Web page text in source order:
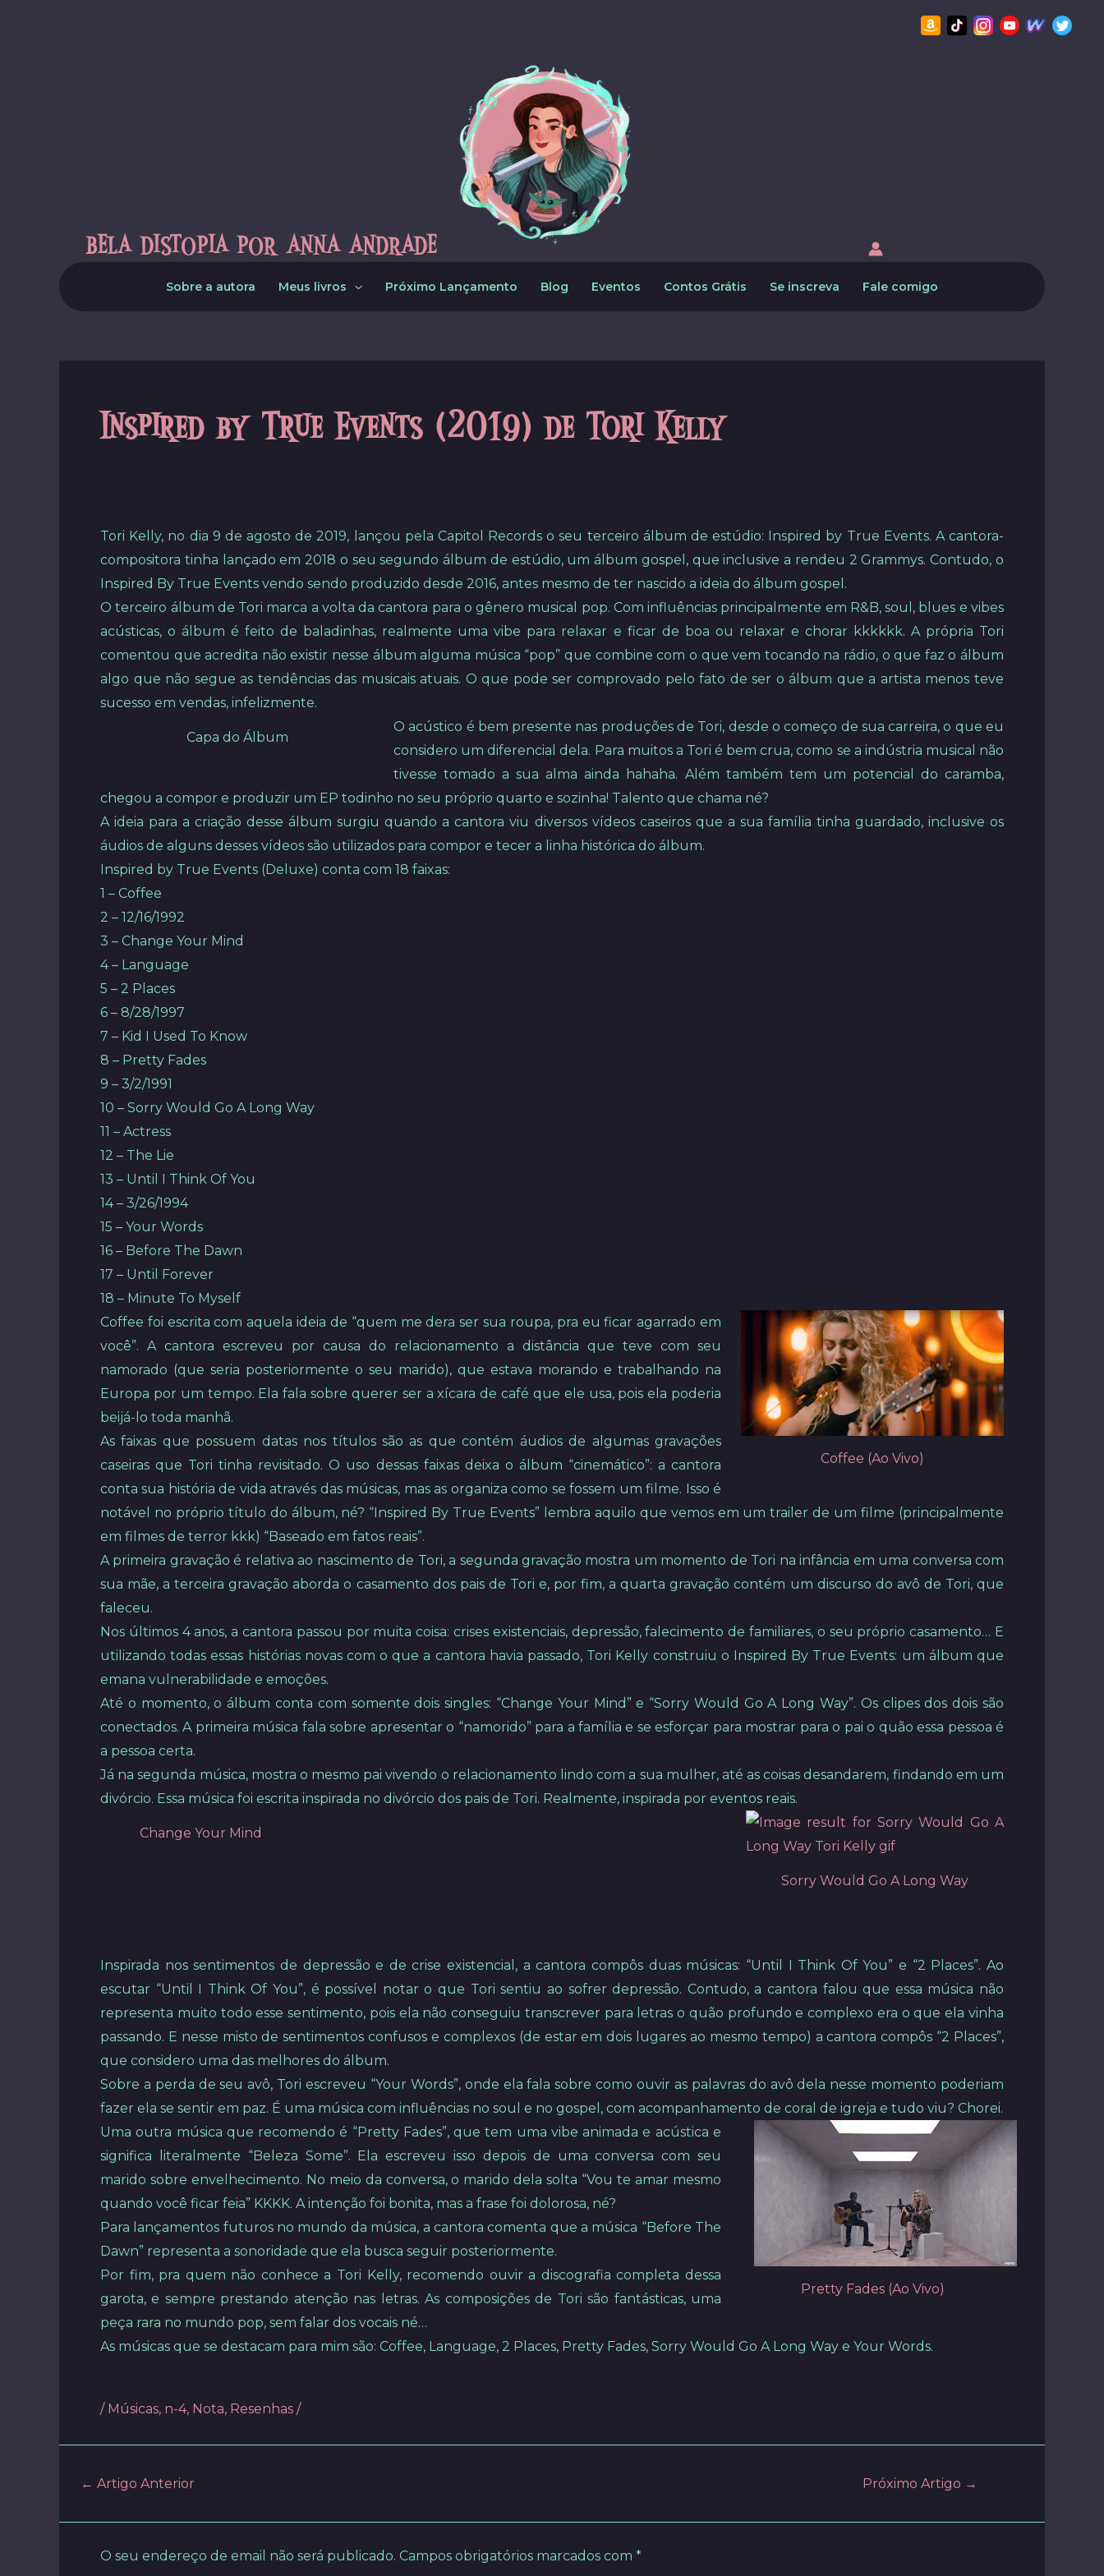
BELA DISTOPIA POR ANNA ANDRADE
Sobre a autora Meus livros Próximo Lançamento Blog Eventos Contos Grátis Se inscreva Fale comigo
Inspired by True Events (2019) de Tori Kelly
Tori Kelly, no dia 9 de agosto de 2019, lançou pela Capitol Records o seu terceiro álbum de estúdio: Inspired by True Events. A cantora-
compositora tinha lançado em 2018 o seu segundo álbum de estúdio, um álbum gospel, que inclusive a rendeu 2 Grammys. Contudo, o
Inspired By True Events vendo sendo produzido desde 2016, antes mesmo de ter nascido a ideia do álbum gospel.
O terceiro álbum de Tori marca a volta da cantora para o gênero musical pop. Com influências principalmente em R&B, soul, blues e vibes
acústicas, o álbum é feito de baladinhas, realmente uma vibe para relaxar e ficar de boa ou relaxar e chorar kkkkkk. A própria Tori
comentou que acredita não existir nesse álbum alguma música “pop” que combine com o que vem tocando na rádio, o que faz o álbum
algo que não segue as tendências das musicais atuais. O que pode ser comprovado pelo fato de ser o álbum que a artista menos teve
sucesso em vendas, infelizmente.
Capa do Álbum
O acústico é bem presente nas produções de Tori, desde o começo de sua carreira, o que eu
considero um diferencial dela. Para muitos a Tori é bem crua, como se a indústria musical não
tivesse tomado a sua alma ainda hahaha. Além também tem um potencial do caramba,
chegou a compor e produzir um EP todinho no seu próprio quarto e sozinha! Talento que chama né?
A ideia para a criação desse álbum surgiu quando a cantora viu diversos vídeos caseiros que a sua família tinha guardado, inclusive os
áudios de alguns desses vídeos são utilizados para compor e tecer a linha histórica do álbum.
Inspired by True Events (Deluxe) conta com 18 faixas:
1 – Coffee
2 – 12/16/1992
3 – Change Your Mind
4 – Language
5 – 2 Places
6 – 8/28/1997
7 – Kid I Used To Know
8 – Pretty Fades
9 – 3/2/1991
10 – Sorry Would Go A Long Way
11 – Actress
12 – The Lie
13 – Until I Think Of You
14 – 3/26/1994
15 – Your Words
16 – Before The Dawn
17 – Until Forever
18 – Minute To Myself
Coffee (Ao Vivo)
Coffee foi escrita com aquela ideia de “quem me dera ser sua roupa, pra eu ficar agarrado em
você”. A cantora escreveu por causa do relacionamento a distância que teve com seu
namorado (que seria posteriormente o seu marido), que estava morando e trabalhando na
Europa por um tempo. Ela fala sobre querer ser a xícara de café que ele usa, pois ela poderia
beijá-lo toda manhã.
As faixas que possuem datas nos títulos são as que contém áudios de algumas gravações
caseiras que Tori tinha revisitado. O uso dessas faixas deixa o álbum “cinemático”: a cantora
conta sua história de vida através das músicas, mas as organiza como se fossem um filme. Isso é
notável no próprio título do álbum, né? “Inspired By True Events” lembra aquilo que vemos em um trailer de um filme (principalmente
em filmes de terror kkk) “Baseado em fatos reais”.
A primeira gravação é relativa ao nascimento de Tori, a segunda gravação mostra um momento de Tori na infância em uma conversa com
sua mãe, a terceira gravação aborda o casamento dos pais de Tori e, por fim, a quarta gravação contém um discurso do avô de Tori, que
faleceu.
Nos últimos 4 anos, a cantora passou por muita coisa: crises existenciais, depressão, falecimento de familiares, o seu próprio casamento… E
utilizando todas essas histórias novas com o que a cantora havia passado, Tori Kelly construiu o Inspired By True Events: um álbum que
emana vulnerabilidade e emoções.
Até o momento, o álbum conta com somente dois singles: “Change Your Mind” e “Sorry Would Go A Long Way”. Os clipes dos dois são
conectados. A primeira música fala sobre apresentar o “namorido” para a família e se esforçar para mostrar para o pai o quão essa pessoa é
a pessoa certa.
Já na segunda música, mostra o mesmo pai vivendo o relacionamento lindo com a sua mulher, até as coisas desandarem, findando em um
divórcio. Essa música foi escrita inspirada no divórcio dos pais de Tori. Realmente, inspirada por eventos reais.
Sorry Would Go A Long Way
Change Your Mind
Inspirada nos sentimentos de depressão e de crise existencial, a cantora compôs duas músicas: “Until I Think Of You” e “2 Places”. Ao
escutar “Until I Think Of You”, é possível notar o que Tori sentiu ao sofrer depressão. Contudo, a cantora falou que essa música não
representa muito todo esse sentimento, pois ela não conseguiu transcrever para letras o quão profundo e complexo era o que ela vinha
passando. E nesse misto de sentimentos confusos e complexos (de estar em dois lugares ao mesmo tempo) a cantora compôs “2 Places”,
que considero uma das melhores do álbum.
Sobre a perda de seu avô, Tori escreveu “Your Words”, onde ela fala sobre como ouvir as palavras do avô dela nesse momento poderiam
fazer ela se sentir em paz. É uma música com influências no soul e no gospel, com acompanhamento de coral de igreja e tudo viu? Chorei.
Pretty Fades (Ao Vivo)
Uma outra música que recomendo é “Pretty Fades”, que tem uma vibe animada e acústica e
significa literalmente “Beleza Some”. Ela escreveu isso depois de uma conversa com seu
marido sobre envelhecimento. No meio da conversa, o marido dela solta “Vou te amar mesmo
quando você ficar feia” KKKK. A intenção foi bonita, mas a frase foi dolorosa, né?
Para lançamentos futuros no mundo da música, a cantora comenta que a música “Before The
Dawn” representa a sonoridade que ela busca seguir posteriormente.
Por fim, pra quem não conhece a Tori Kelly, recomendo ouvir a discografia completa dessa
garota, e sempre prestando atenção nas letras. As composições de Tori são fantásticas, uma
peça rara no mundo pop, sem falar dos vocais né…
As músicas que se destacam para mim são: Coffee, Language, 2 Places, Pretty Fades, Sorry Would Go A Long Way e Your Words.
/ Músicas, n-4, Nota, Resenhas /
Post← Artigo Anterior Próximo Artigo →
O seu endereço de email não será publicado. Campos obrigatórios marcados com *